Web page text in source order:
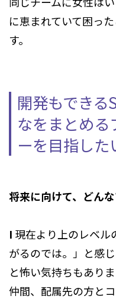
に恵まれていて困っ
す。
開発もできる
なをまとめ
ーを目指した
将来に向けて、どん
I 現在より上のレベル
がるのでは。」と感
と怖い気持ちもあり
仲間、配属先の方と